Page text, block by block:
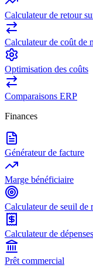
Calculateur de retour
Calculateur de coût de
Optimisation des coûts
Comparaisons ERP
Finances
Générateur de facture
Marge bénéficiaire
Calculateur de seuil de
Calculateur de dépenses
Prêt commercial